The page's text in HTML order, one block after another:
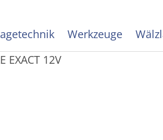
Werkzeuge
EXACT 12V